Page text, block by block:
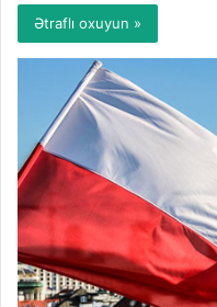
Ətraflı oxuyun »